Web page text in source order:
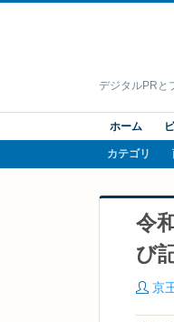
デジタルPRと
ホーム
カテゴリ
令
び
京